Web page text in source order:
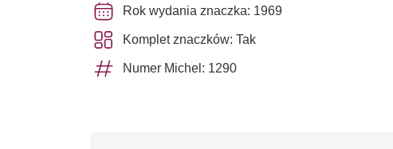
Rok wydania znaczka: 1969
Komplet znaczków: Tak
Numer Michel: 1290